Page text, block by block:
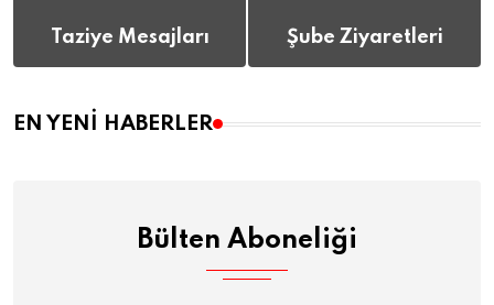
Taziye Mesajları Şube Ziyaretleri
EN YENI HABERLER
Bülten Aboneliği